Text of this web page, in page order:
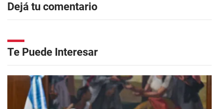
Dejá tu comentario
Te Puede Interesar